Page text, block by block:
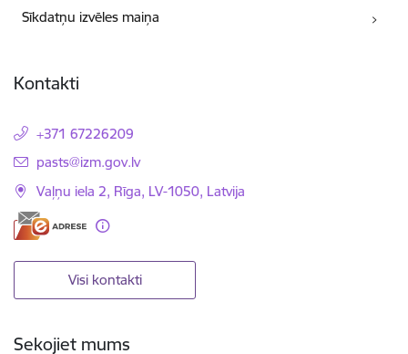
Sīkdatņu izvēles maiņa
Kontakti
+371 67226209
E-pasts:
pasts@izm.gov.lv
Vaļņu iela 2, Rīga, LV-1050, Latvija
Visi kontakti
Sekojiet mums